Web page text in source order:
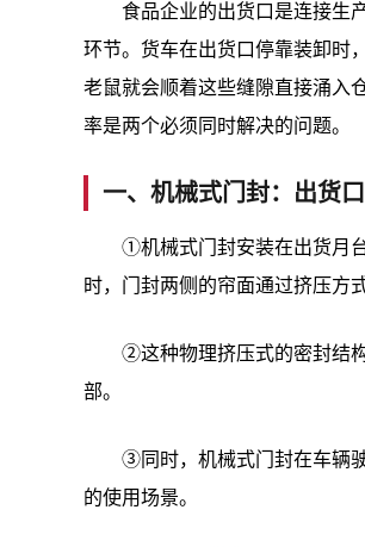
食品企业的出货口是连接生
环节。货车在出货口停靠装卸时
老鼠就会顺着这些缝隙直接涌入
率是两个必须同时解决的问题。
一、机械式门封：出货
①机械式门封安装在出货月
时，门封两侧的帘面通过挤压方
②这种物理挤压式的密封结
部。
③同时，机械式门封在车辆
的使用场景。